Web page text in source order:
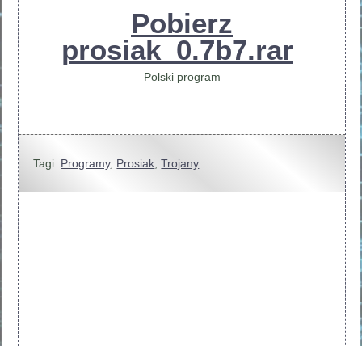
Pobierz
prosiak_0.7b7.rar –
Polski program
Tagi :Programy, Prosiak ,Trojany